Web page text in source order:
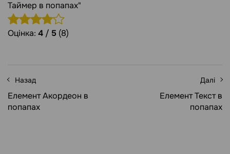
Таймер в попапах"
Оцінка: 4 / 5 (8)
Назад
Елемент Акордеон в
попапах
Далі
Елемент Текст в
попапах